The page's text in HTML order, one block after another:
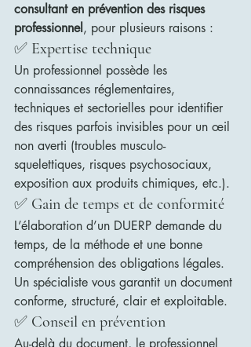
consultant en prévention des risques
professionnel , pour plusieurs raisons :
✅ Expertise technique
Un professionnel possède les
connaissances réglementaires,
techniques et sectorielles pour identifier
des risques parfois invisibles pour un œil
non averti (troubles musculo-
squelettiques, risques psychosociaux,
exposition aux produits chimiques, etc.).
✅ Gain de temps et de conformité
L’élaboration d’un DUERP demande du
temps, de la méthode et une bonne
compréhension des obligations légales.
Un spécialiste vous garantit un document
conforme, structuré, clair et exploitable.
✅ Conseil en prévention
Au-delà du document, le professionnel